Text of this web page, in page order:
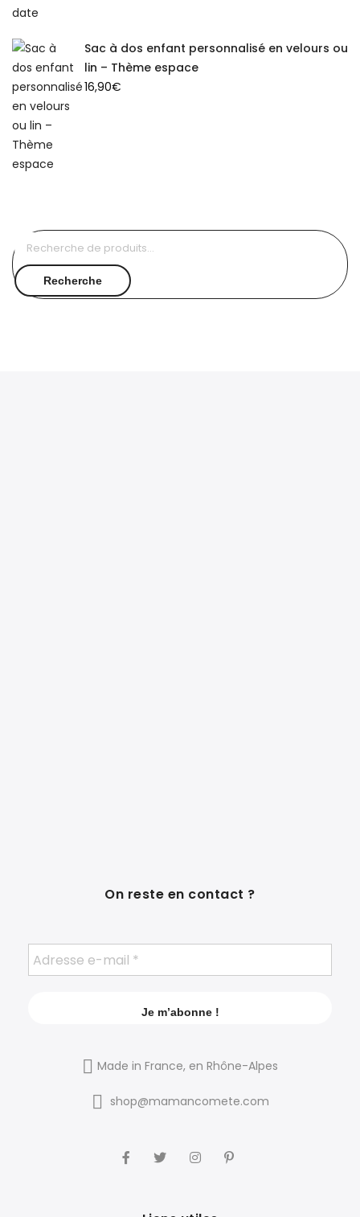
Sac à dos enfant personnalisé en velours ou
lin – Thème espace
16,90€
Recherche
On reste en contact ?
Made in France, en Rhône-Alpes
shop@mamancomete.com